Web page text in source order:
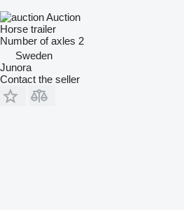
Auction
Horse trailer
Number of axles 2
Sweden
Junora
Contact the seller